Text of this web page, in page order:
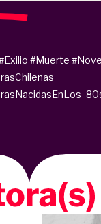
#Muerte